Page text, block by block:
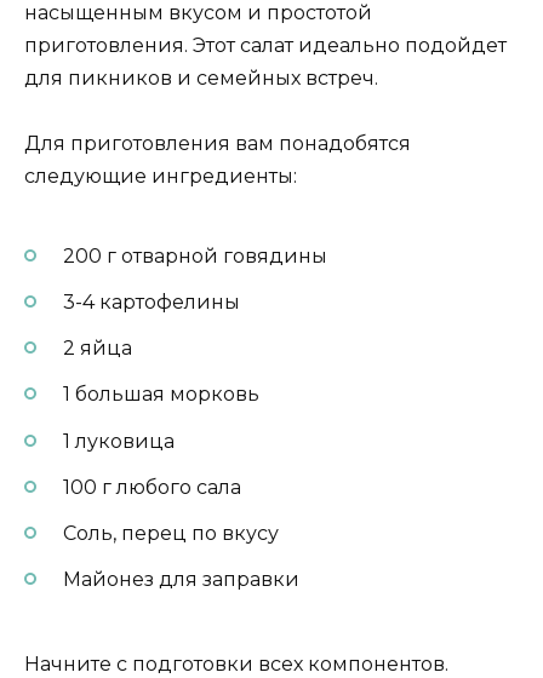
насыщенным вкусом и простотой
приготовления. Этот салат идеально подойдет
для пикников и семейных встреч.
Для приготовления вам понадобятся
следующие ингредиенты:
200 г отварной говядины
3-4 картофелины
2 яйца
1 большая морковь
1 луковица
100 г любого сала
Соль, перец по вкусу
Майонез для заправки
Начните с подготовки всех компонентов.